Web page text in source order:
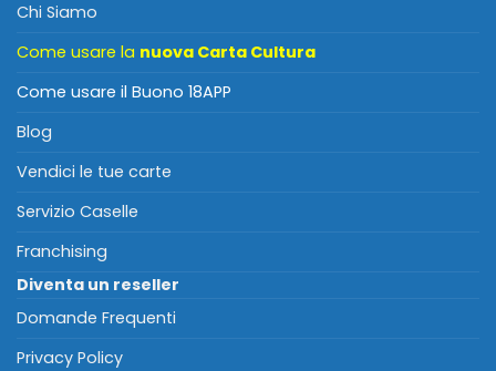
Chi Siamo
Come usare la nuova Carta Cultura
Come usare il Buono 18APP
Blog
Vendici le tue carte
Servizio Caselle
Franchising
Diventa un reseller
Domande Frequenti
Privacy Policy